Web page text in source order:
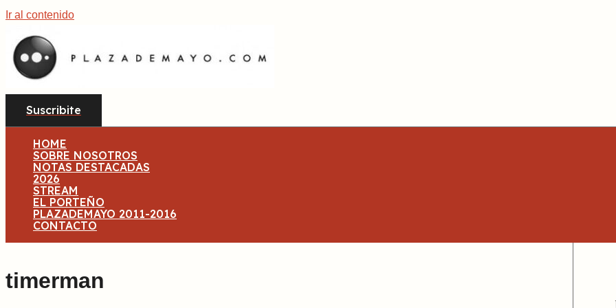
Ir al contenido
Suscribite
HOME
SOBRE NOSOTROS
NOTAS DESTACADAS
2026
STREAM
EL PORTEÑO
PLAZADEMAYO 2011-2016
CONTACTO
timerman